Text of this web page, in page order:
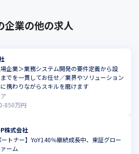
企業の他の求人
企業＞業務システム開発の要件定義から設
でを一貫してお任せ／業界やソリューション
携わりながらスキルを磨けます
-850万円
株式会社
ートナー】YoY140％継続成長中、東証グロー
ーム